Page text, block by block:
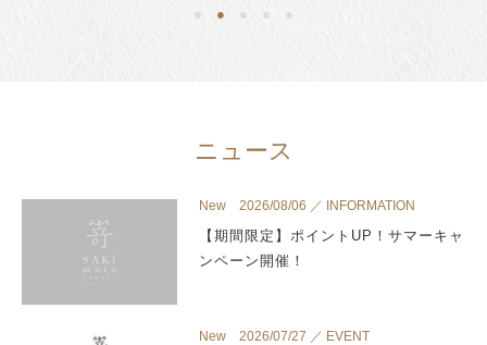
● ● ● ● ●
ニュース
New 2026/08/06 ／ INFORMATION
【期間限定】ポイントUP！サマーキャ
ンペーン開催！
New 2026/07/27 ／ EVENT